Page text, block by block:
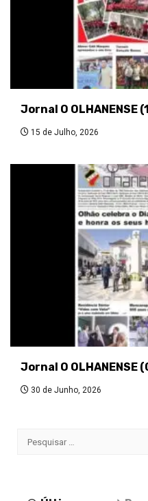
Jornal O OLHANENSE
15 de Julho, 2026
Jornal O
30 de Junho, 2026
Pesquisar